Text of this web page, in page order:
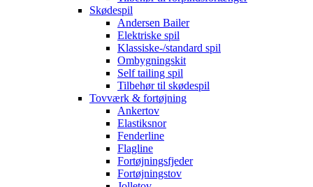
Skødespil
Andersen Bailer
Elektriske spil
Klassiske-/standard spil
Ombygningskit
Self tailing spil
Tilbehør til skødespil
Tovværk & fortøjning
Ankertov
Elastiksnor
Fenderline
Flagline
Fortøjningsfjeder
Fortøjningstov